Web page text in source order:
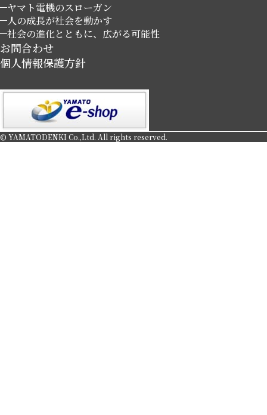
ヤマト電機のスローガン
人の成長が社会を動かす
社会の進化とともに、広がる可能性
お問合わせ
個人情報保護方針
© YAMATODENKI Co.,Ltd. All rights reserved.